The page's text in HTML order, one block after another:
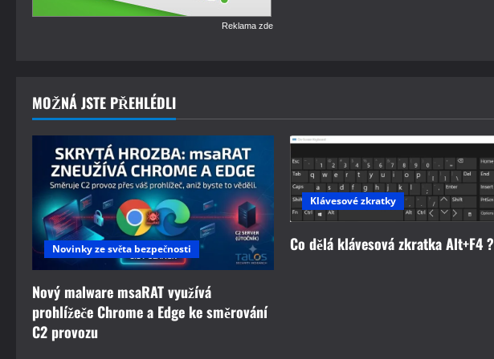
Reklama zde
MOŽNÁ JSTE PŘEHLÉDLI
Novinky ze světa bezpečnosti
Nový malware msaRAT využívá
prohlížeče Chrome a Edge ke směrování
C2 provozu
Klávesové zkratky
Co dělá klávesová zkratka Alt+F4 ?